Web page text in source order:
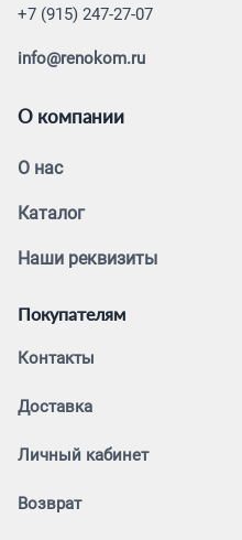
+7 (915) 247-27-07
info@renokom.ru
О компании
О нас
Каталог
Наши реквизиты
Покупателям
Контакты
Доставка
Личный кабинет
Возврат